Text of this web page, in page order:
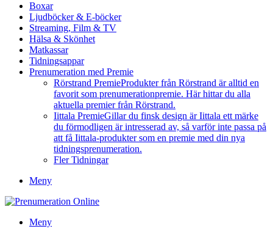
Boxar
Ljudböcker & E-böcker
Streaming, Film & TV
Hälsa & Skönhet
Matkassar
Tidningsappar
Prenumeration med Premie
Rörstrand PremieProdukter från Rörstrand är alltid en
favorit som prenumerationpremie. Här hittar du alla
aktuella premier från Rörstrand.
Iittala PremieGillar du finsk design är Iittala ett märke
du förmodligen är intresserad av, så varför inte passa på
att få Iittala-produkter som en premie med din nya
tidningsprenumeration.
Fler Tidningar
Meny
Meny